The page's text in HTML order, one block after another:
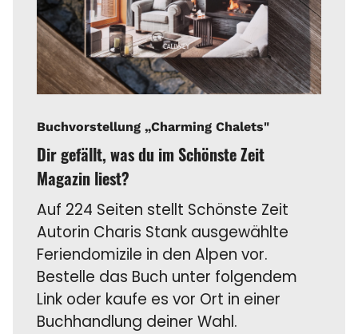
Buchvorstellung „Charming Chalets"
Dir gefällt, was du im Schönste Zeit
Magazin liest?
Auf 224 Seiten stellt Schönste Zeit
Autorin Charis Stank ausgewählte
Feriendomizile in den Alpen vor.
Bestelle das Buch unter folgendem
Link oder kaufe es vor Ort in einer
Buchhandlung deiner Wahl.